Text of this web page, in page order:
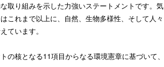
取り組みを示した力強いステートメントです。気
これまで以上に、自然、生物多様性、そして人々
ています。
核となる11項目からなる環境憲章に基づいて、